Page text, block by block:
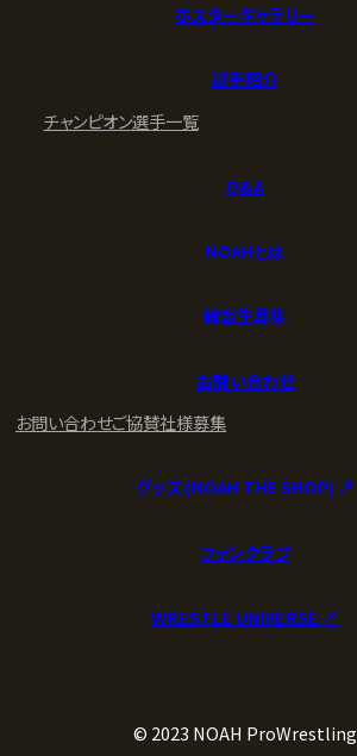
ポスターギャラリー
選手紹介
チャンピオン選手一覧
Q&A
NOAHとは
練習生募集
お問い合わせ
お問い合わせご協賛社様募集
グッズ (NOAH THE SHOP) ↗︎
ファンクラブ
WRESTLE UNIVERSE ↗︎
© 2023 NOAH ProWrestling